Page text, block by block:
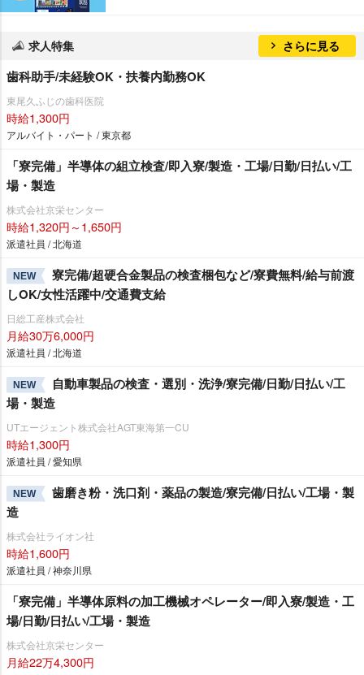
求人特集 さらに見る
歯科助手/未経験OK・扶養内勤務OK
東尾久ふじの歯科医院
時給1,300円
アルバイト・パート / 東京都
「寮完備」半導体の組立検査/即入寮/製造・工場/日勤/日払い/工
場・製造
株式会社京栄センター
時給1,320円～1,650円
派遣社員 / 北海道
NEW
寮完備/超硬合金製品の検査梱包など/寮費無料/給与前渡
しOK/女性活躍中/交通費支給
日総工産株式会社
月給30万6,000円
派遣社員 / 北海道
NEW
自動車製品の検査・選別・洗浄/寮完備/日勤/日払い/工
場・製造
UTエージェント株式会社AGT東海第一CU
時給1,300円
派遣社員 / 愛知県
NEW
歯磨き粉・洗口剤・薬品の製造/寮完備/日払い/工場・製
造
株式会社ライオン社
時給1,600円
派遣社員 / 神奈川県
「寮完備」半導体原料の加工機械オペレーター/即入寮/製造・工
場/日勤/日払い/工場・製造
株式会社京栄センター
月給22万4,300円